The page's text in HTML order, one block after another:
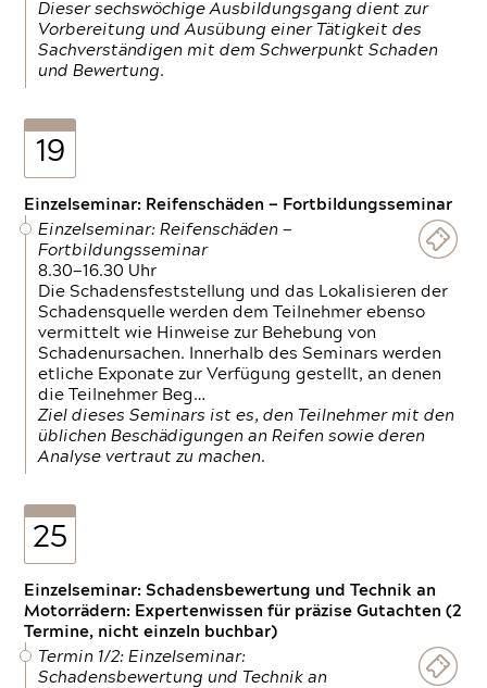
Dieser sechswöchige Ausbildungsgang dient zur
Vorbereitung und Ausübung einer Tätigkeit des
Sachverständigen mit dem Schwerpunkt Schaden
und Bewertung.
19
Einzelseminar: Reifenschäden — Fortbildungsseminar
Einzelseminar: Reifenschäden —
Fortbildungsseminar
8.30—16.30 Uhr
Die Schadensfeststellung und das Lokalisieren der
Schadensquelle werden dem Teilnehmer ebenso
vermittelt wie Hinweise zur Behebung von
Schadenursachen. Innerhalb des Seminars werden
etliche Exponate zur Verfügung gestellt, an denen
die Teilnehmer Beg…
Ziel dieses Seminars ist es, den Teilnehmer mit den
üblichen Beschädigungen an Reifen sowie deren
Analyse vertraut zu machen.
25
Einzelseminar: Schadensbewertung und Technik an
Motorrädern: Expertenwissen für präzise Gutachten (2
Termine, nicht einzeln buchbar)
Termin 1/2: Einzelseminar:
Schadensbewertung und Technik an